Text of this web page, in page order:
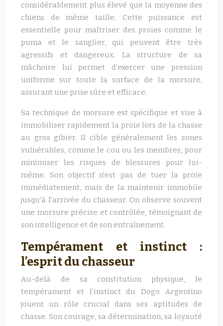
considérablement plus élevé que la moyenne des
chiens de même taille. Cette puissance est
essentielle pour maîtriser des proies comme le
puma et le sanglier, qui peuvent être très
agressifs et dangereux. La structure de sa
mâchoire lui permet d’exercer une pression
uniforme sur toute la surface de la morsure,
assurant une prise sûre et efficace.
Sa technique de morsure est spécifique et vise à
immobiliser rapidement la proie lors de la chasse
au gros gibier. Il cible généralement les zones
vulnérables, comme le cou ou les membres, pour
minimiser les risques de blessures pour lui-
même. Son objectif n’est pas de tuer la proie
immédiatement, mais de la maintenir immobile
jusqu’à l’arrivée du chasseur. On observe souvent
une morsure précise et contrôlée, témoignant de
son intelligence et de son entraînement.
Tempérament et instinct :
l’esprit du chasseur
Au-delà de sa constitution physique, le
tempérament et l’instinct du Dogo Argentino
jouent un rôle crucial dans ses aptitudes de
chasse. Son courage, sa détermination, sa loyauté